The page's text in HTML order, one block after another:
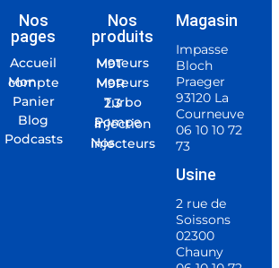
Nos
pages
Accueil
Mon compte
Panier
Blog
Podcasts
Nos
produits
Moteurs M9T
Moteurs M9R
Turbo 2.3
Pompe à injection
Nos injecteurs
Magasin
Impasse
Bloch
Praeger
93120 La
Courneuve
06 10 10 72
73
Usine
2 rue de
Soissons
02300
Chauny